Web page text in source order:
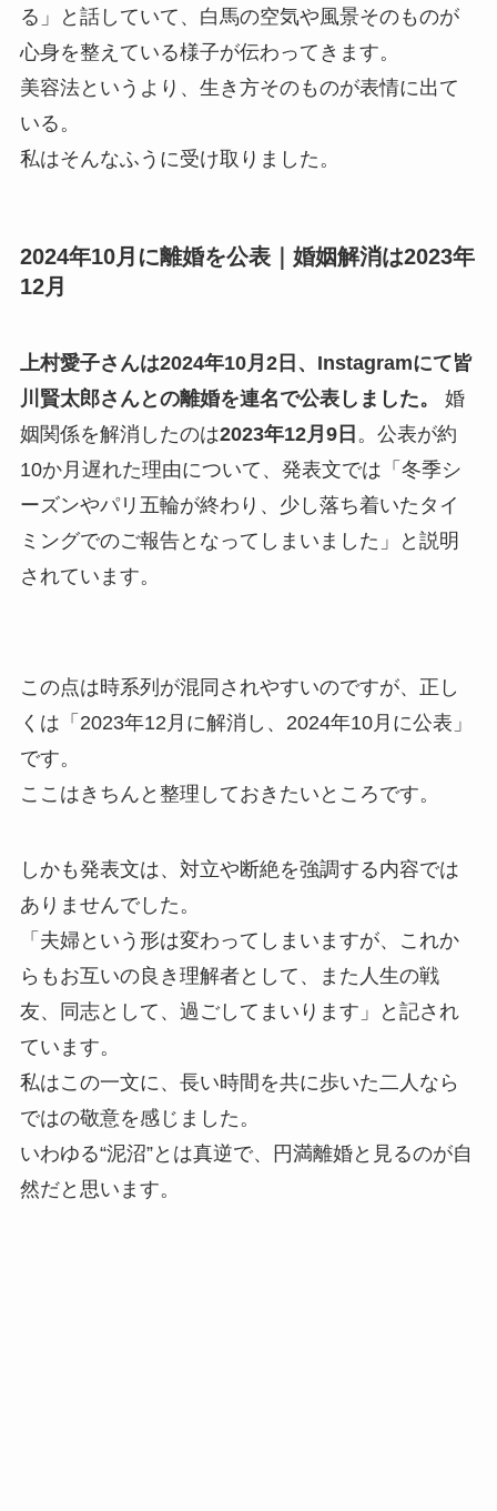
る」と話していて、白馬の空気や風景そのものが
心身を整えている様子が伝わってきます。
美容法というより、生き方そのものが表情に出て
いる。
私はそんなふうに受け取りました。
2024年10月に離婚を公表｜婚姻解消は2023年
12月
上村愛子さんは2024年10月2日、Instagramにて皆
川賢太郎さんとの離婚を連名で公表しました。
婚
姻関係を解消したのは2023年12月9日 。公表が約
10か月遅れた理由について、発表文では「冬季シ
ーズンやパリ五輪が終わり、少し落ち着いたタイ
ミングでのご報告となってしまいました」と説明
されています。
この点は時系列が混同されやすいのですが、正し
くは「2023年12月に解消し、2024年10月に公表」
です。
ここはきちんと整理しておきたいところです。
しかも発表文は、対立や断絶を強調する内容では
ありませんでした。
「夫婦という形は変わってしまいますが、これか
らもお互いの良き理解者として、また人生の戦
友、同志として、過ごしてまいります」と記され
ています。
私はこの一文に、長い時間を共に歩いた二人なら
ではの敬意を感じました。
いわゆる“泥沼”とは真逆で、円満離婚と見るのが自
然だと思います。